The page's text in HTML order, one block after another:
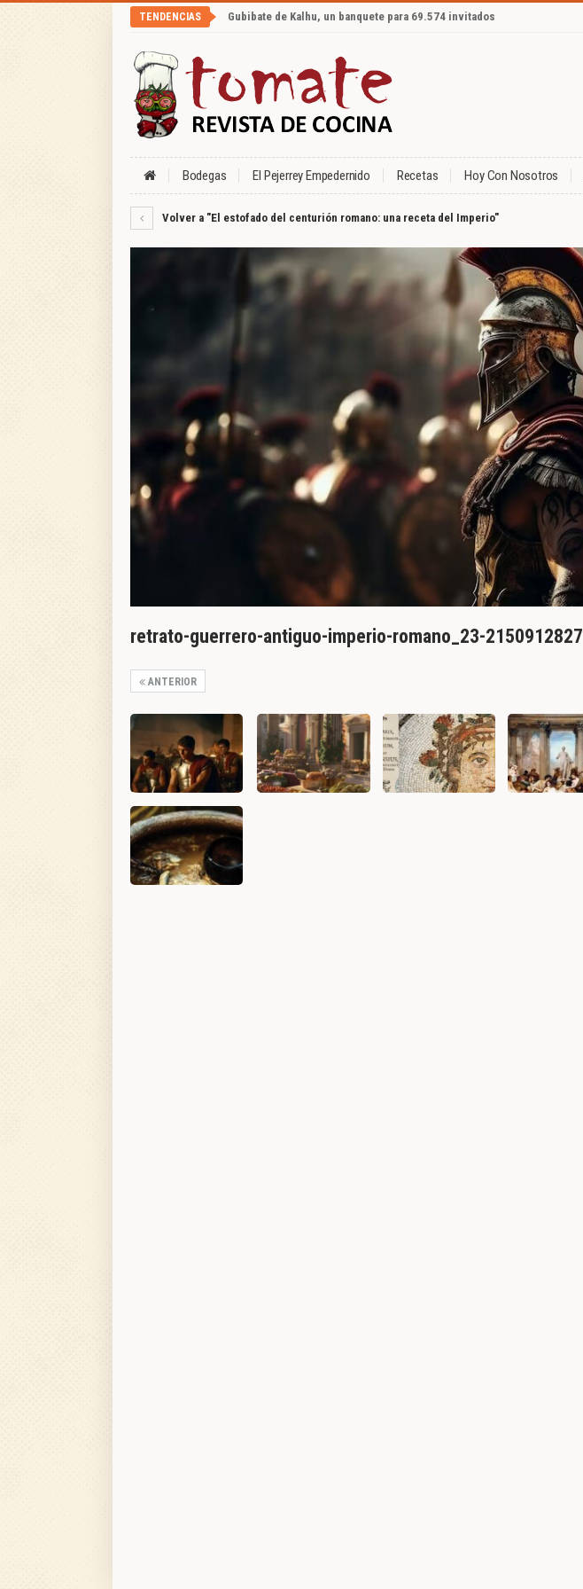
TENDENCIAS Gubibate de Kalhu, un banquete para 69.574 invitados
Bodegas El Pejerrey Empedernido Recetas Hoy Con Nosotros
Volver a "El estofado del centurión romano: una receta del Imperio"
retrato-guerrero-antiguo-imperio-romano_23-2150912827
ANTERIOR